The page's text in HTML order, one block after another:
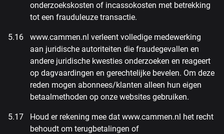
onderzoekskosten of incassokosten met betrekking
tot een frauduleuze transactie.
www.cammen.nl verleent volledige medewerking
aan juridische autoriteiten die fraudegevallen en
andere juridische kwesties onderzoeken en reageert
op dagvaardingen en gerechtelijke bevelen. Om deze
reden mogen abonnees/klanten alleen hun eigen
betaalmethoden op onze websites gebruiken.
Houd er rekening mee dat www.cammen.nl het recht
behoudt om terugbetalingen of